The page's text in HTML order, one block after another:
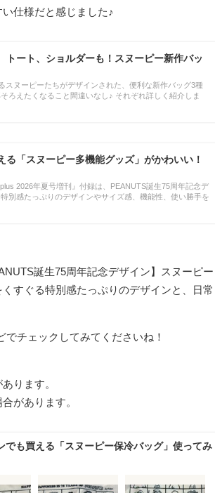
仕様だと感じました♪
トート、ショルダーも！スヌーピー新作バッ
スヌーピーたちがデザインされた、便利な新作バッグ3種
ろえたくなること間違いなし♪ それぞれ詳しく紹介しま
る「スヌーピー多機能グッズ」がかわいい！
2026年夏号増刊』付録は、PEANUTS誕生75周年記念デ
別感たっぷりのデザインやサイズ感、機能性、使い勝手を
誕生75周年記念デザイン】スヌーピー
すぐる特別感たっぷりのデザインと、日常
チェックしてみてくださいね！
ります。
があります。
でも買える「スヌーピー保冷バッグ」使ってみ